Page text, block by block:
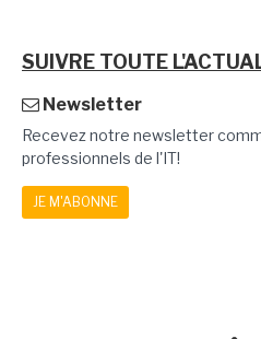
SUIVRE TOUTE
Newsletter
Recevez notre newsletter
professionnels de l'IT!
JE M'ABONNE